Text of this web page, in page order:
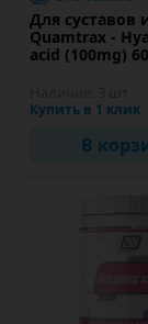
Для суставов
Quamtrax -
acid (100mg)
Купить в 1 клик
В